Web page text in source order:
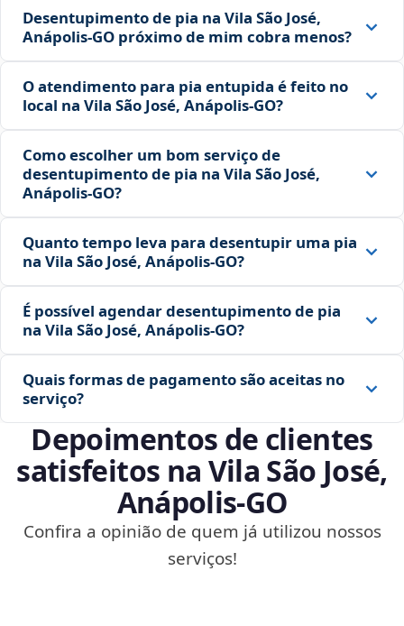
Desentupimento de pia na Vila São José,
Anápolis‑GO próximo de mim cobra menos?
O atendimento para pia entupida é feito no
local na Vila São José, Anápolis‑GO?
Como escolher um bom serviço de
desentupimento de pia na Vila São José,
Anápolis‑GO?
Quanto tempo leva para desentupir uma pia
na Vila São José, Anápolis‑GO?
É possível agendar desentupimento de pia
na Vila São José, Anápolis‑GO?
Quais formas de pagamento são aceitas no
serviço?
Depoimentos de clientes
satisfeitos na Vila São José,
Anápolis‑GO
Confira a opinião de quem já utilizou nossos
serviços!